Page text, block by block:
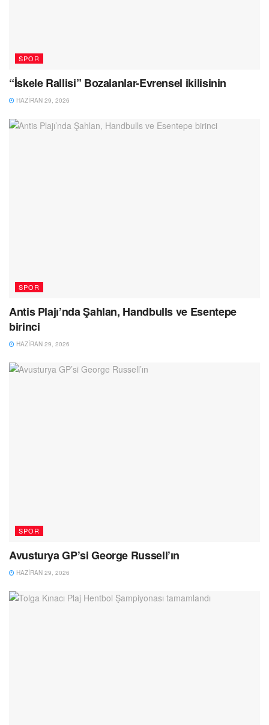
SPOR
“İskele Rallisi” Bozalanlar-Evrensel ikilisinin
HAZIRAN 29, 2026
SPOR
Antis Plajı’nda Şahlan, Handbulls ve Esentepe
birinci
HAZIRAN 29, 2026
SPOR
Avusturya GP’si George Russell’ın
HAZIRAN 29, 2026